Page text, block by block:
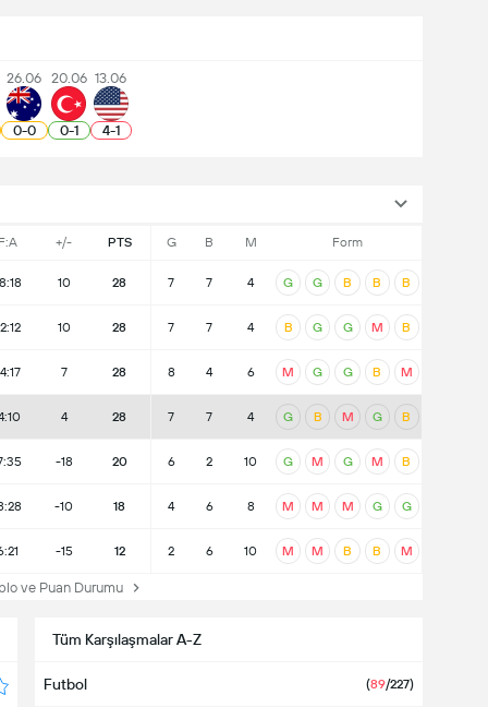
26.06
0-0
20.06
0-1
13.06
4-1
F:A +/- PTS G B M Form
10 28 7 7 4 G G B B B
10 28 7 7 4 B G G M B
7 28 8 4 6 M G G B M
4 28 7 7 4 G B M G B
-18 20 6 2 10 G M G M B
-10 18 4 6 8 M M M G G
-15 12 2 6 10 M M B B M
ve Puan Durumu
Tüm Karşılaşmalar A-Z
Futbol (89/227)